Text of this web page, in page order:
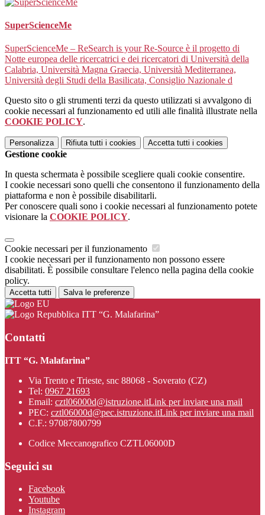
SuperScienceMe
SuperScienceMe – ReSearch is your Re-Source è il progetto di
Notte europea delle ricercatrici e dei ricercatori di Università della
Calabria, Università Magna Graecia, Università Mediterranea,
Università degli Studi della Basilicata, Consiglio Nazionale d
Questo sito o gli strumenti terzi da questo utilizzati si avvalgono di
cookie necessari al funzionamento ed utili alle finalità illustrate nella
COOKIE POLICY.
Personalizza Rifiuta tutti i cookies Accetta tutti i cookies
Gestione cookie
In questa schermata è possibile scegliere quali cookie consentire.
I cookie necessari sono quelli che consentono il funzionamento della
piattaforma e non è possibile disabilitarli.
Per conoscere quali sono i cookie necessari al funzionamento potete
visionare la COOKIE POLICY.
Cookie necessari per il funzionamento
I cookie necessari per il funzionamento non possono essere
disabilitati. È possibile consultare l'elenco nella pagina della cookie
policy.
Accetta tutti Salva le preferenze
ITT “G. Malafarina”
Contatti
ITT “G. Malafarina”
Via Trento e Trieste, snc 88068 - Soverato (CZ)
Tel: 0967 21693
Email: cztl06000d@istruzione.itLink per inviare una mail
PEC: cztl06000d@pec.istruzione.itLink per inviare una mail
C.F.: 97087800799
Codice Meccanografico CZTL06000D
Seguici su
Facebook
Youtube
Instagram